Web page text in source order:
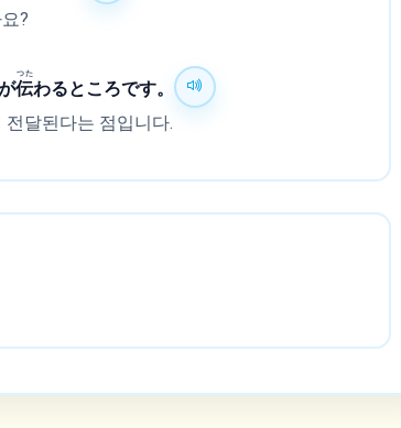
?
伝
つた
わるところです。
달된다는 점입니다.